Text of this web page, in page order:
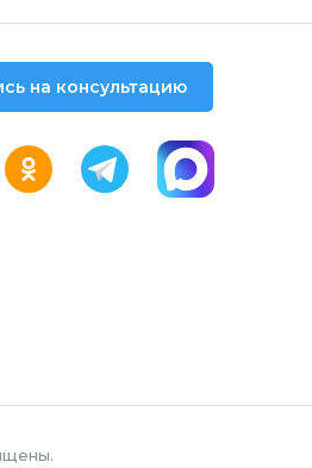
на консультацию